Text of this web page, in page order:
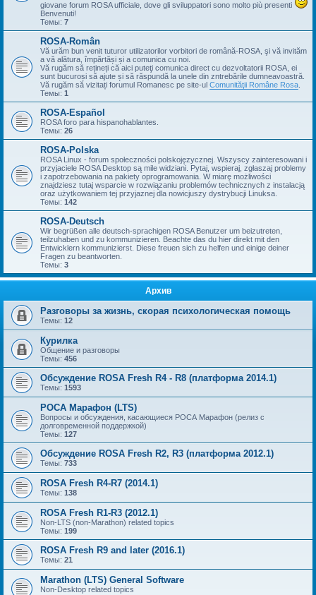
giovane forum ROSA ufficiale, dove gli sviluppatori sono molto più presenti
Benvenuti!
Темы: 7
ROSA-Român
Vă urăm bun venit tuturor utilizatorilor vorbitori de română-ROSA, şi vă invităm
a vă alătura, împărtăși și a comunica cu noi.
Vă rugăm să rețineți că aici puteţi comunica direct cu dezvoltatorii ROSA, ei
sunt bucuroși să ajute și să răspundă la unele din zntrebările dumneavoastră.
Vă rugăm să vizitați forumul Romanesc pe site-ul Comunităţii Române Rosa
Темы: 1
ROSA-Español
ROSA foro para hispanohablantes.
Темы: 26
ROSA-Polska
ROSA Linux - forum społeczności polskojęzycznej. Wszyscy zainteresowani i
przyjaciele ROSA Desktop są mile widziani. Pytaj, wspieraj, zgłaszaj problemy
i zapotrzebowania na pakiety oprogramowania. W miarę możliwości
znajdziesz tutaj wsparcie w rozwiązaniu problemów technicznych z instalacją
oraz użytkowaniem tej przyjaznej dla nowicjuszy dystrybucji Linuksa.
Темы: 142
ROSA-Deutsch
Wir begrüßen alle deutsch-sprachigen ROSA Benutzer um beizutreten,
teilzuhaben und zu kommunizieren. Beachte das du hier direkt mit den
Entwicklern kommunizierst. Diese freuen sich zu helfen und einige deiner
Fragen zu beantworten.
Темы: 3
Архив
Разговоры за жизнь, скорая психологическая помощь
Темы: 12
Курилка
Общение и разговоры
Темы: 456
Обсуждение ROSA Fresh R4 - R8 (платформа 2014.1)
Темы: 1593
РОСА Марафон (LTS)
Вопросы и обсуждения, касающиеся РОСА Марафон (релиз с
долговременной поддержкой)
Темы: 127
Обсуждение ROSA Fresh R2, R3 (платформа 2012.1)
Темы: 733
ROSA Fresh R4-R7 (2014.1)
Темы: 138
ROSA Fresh R1-R3 (2012.1)
Non-LTS (non-Marathon) related topics
Темы: 199
ROSA Fresh R9 and later (2016.1)
Темы: 21
Marathon (LTS) General Software
Non-Desktop related topics